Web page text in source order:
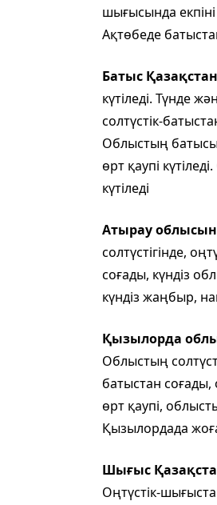
шығысында
Ақтөбеде
Батыс
күтіледі. Түнде
солтүстік-
Облыстың
өрт қаупі
күтіледі
Атырау
солтүстігінде,
соғады, күндіз
күндіз жаңбыр,
Қызылорда
Облыстың
батыстан соғады,
өрт қаупі,
Қызылордада
Шығыс
Оңтүстік-